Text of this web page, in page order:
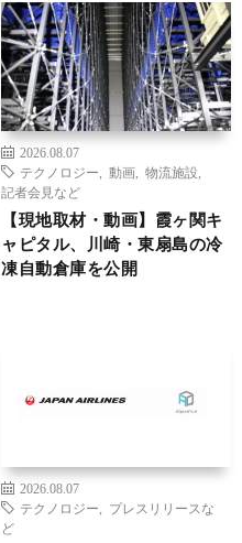
2026.08.07
テクノロジー
動画 物流施設
記者会見など
【現地取材・動画】霞ヶ関キ
ャピタル、川崎・東扇島の冷
凍自動倉庫を公開
2026.08.07
テクノロジー
プレスリリースな
ど